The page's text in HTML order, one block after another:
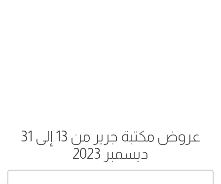
عروض مكتبة جرير من 13 إلى 31
ديسمبر 2023